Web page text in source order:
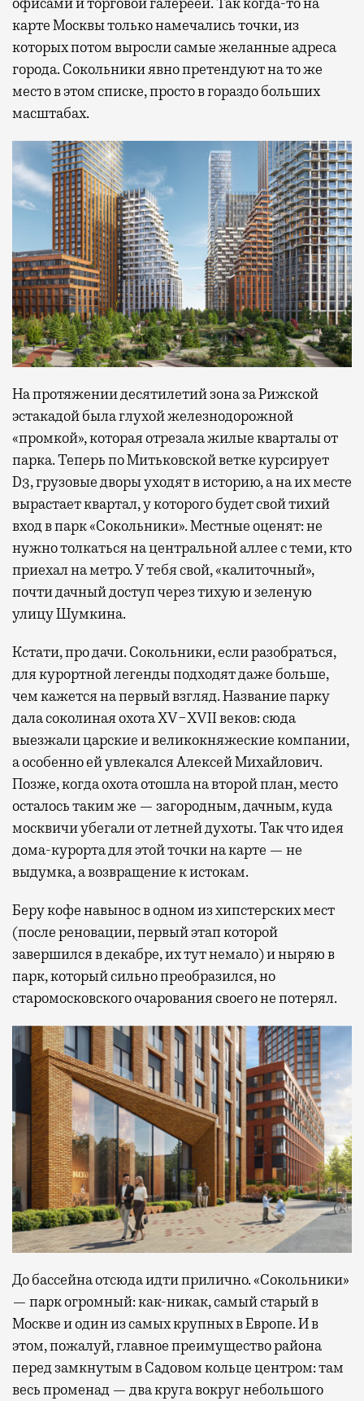
карте Москвы только намечались точки, из
которых потом выросли самые желанные адреса
города. Сокольники явно претендуют на то же
место в этом списке, просто в гораздо больших
масштабах.
На протяжении десятилетий зона за Рижской
эстакадой была глухой железнодорожной
«промкой», которая отрезала жилые кварталы от
парка. Теперь по Митьковской ветке курсирует
D3, грузовые дворы уходят в историю, а на их месте
вырастает квартал, у которого будет свой тихий
вход в парк «Сокольники». Местные оценят: не
нужно толкаться на центральной аллее с теми, кто
приехал на метро. У тебя свой, «калиточный»,
почти дачный доступ через тихую и зеленую
улицу Шумкина.
Кстати, про дачи. Сокольники, если разобраться,
для курортной легенды подходят даже больше,
чем кажется на первый взгляд. Название парку
дала соколиная охота XV−XVII веков: сюда
выезжали царские и великокняжеские компании,
а особенно ей увлекался Алексей Михайлович.
Позже, когда охота отошла на второй план, место
осталось таким же — загородным, дачным, куда
москвичи убегали от летней духоты. Так что идея
дома-курорта для этой точки на карте — не
выдумка, а возвращение к истокам.
Беру кофе навынос в одном из хипстерских мест
(после реновации, первый этап которой
завершился в декабре, их тут немало) и ныряю в
парк, который сильно преобразился, но
старомосковского очарования своего не потерял.
До бассейна отсюда идти прилично. «Сокольники»
— парк огромный: как-никак, самый старый в
Москве и один из самых крупных в Европе. И в
этом, пожалуй, главное преимущество района
перед замкнутым в Садовом кольце центром: там
весь променад — два круга вокруг небольшого